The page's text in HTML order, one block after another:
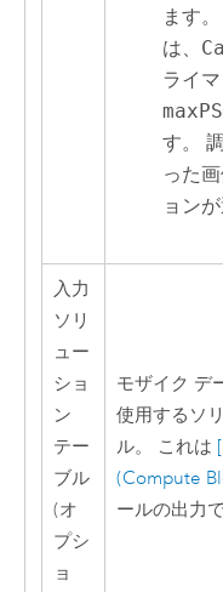
ます
は、
ライマ
maxPS
す。
った
ョン
入力
ソリ
ュー
ショ
ン
テー
ブル
(オ
プシ
ョ
モザイク デ
使用するソ
ル。 これは
(Compute
ールの出力で